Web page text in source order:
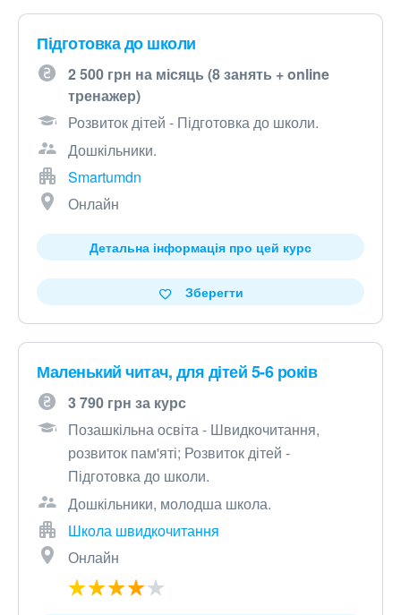
Підготовка до школи
2 500 грн на місяць (8 занять + online
тренажер)
Розвиток дітей - Підготовка до школи.
Дошкільники.
Smartumdn
Онлайн
Детальна інформація про цей курс
Зберегти
Маленький читач, для дітей 5-6 років
3 790 грн за курс
Позашкільна освіта - Швидкочитання,
розвиток пам'яті; Розвиток дітей -
Підготовка до школи.
Дошкільники, молодша школа.
Школа швидкочитання
Онлайн